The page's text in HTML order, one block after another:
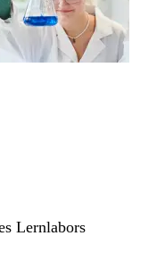
Lernlabors